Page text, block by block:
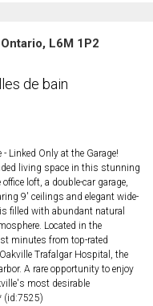
L6M 1P2
de bain
- Linked Only at the Garage!
living space in this stunning
loft, a double-car garage,
9' ceilings and elegant wide-
filled with abundant natural
Located in the
minutes from top-rated
Trafalgar Hospital, the
A rare opportunity to enjoy
most desirable
(id:7525)